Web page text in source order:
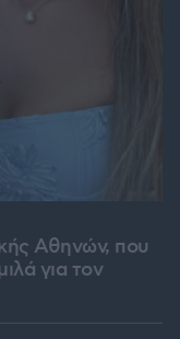
Αθηνών, που
για τον